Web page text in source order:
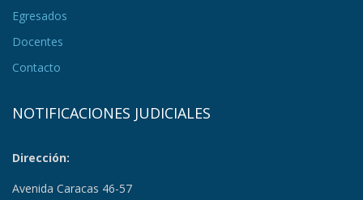
Egresados
Docentes
Contacto
NOTIFICACIONES JUDICIALES
Dirección:
Avenida Caracas 46-57